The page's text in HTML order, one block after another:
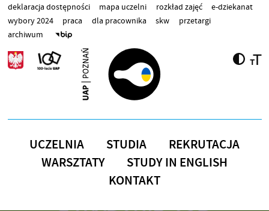
Przejdź do treści
deklaracja dostępności mapa uczelni rozkład zajęć
e-dziekanat
wybory 2024
praca dla pracownika skw
przetargi
archiwum
UCZELNIA STUDIA
REKRUTACJA
WARSZTATY
STUDY IN ENGLISH
KONTAKT